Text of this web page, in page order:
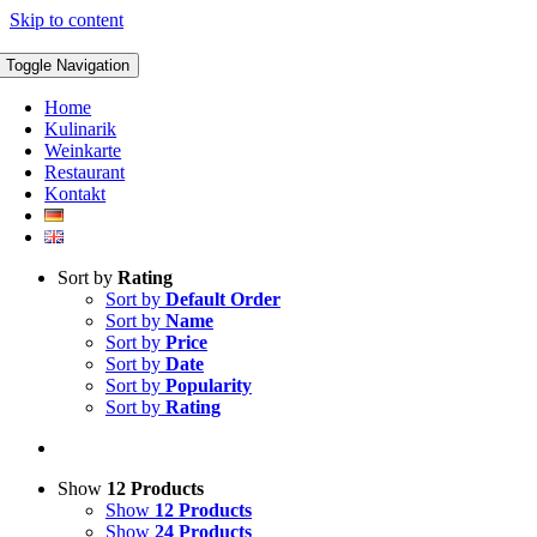
Skip to content
Toggle Navigation
Home
Kulinarik
Weinkarte
Restaurant
Kontakt
Sort by Rating
Sort by Default Order
Sort by Name
Sort by Price
Sort by Date
Sort by Popularity
Sort by Rating
Show 12 Products
Show 12 Products
Show 24 Products